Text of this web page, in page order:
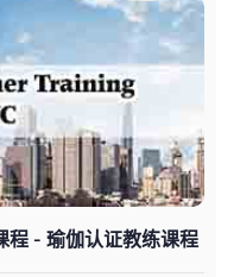
程 - 瑜伽认证教练课程